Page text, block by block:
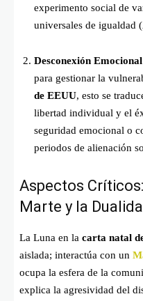
experimento social de
universales de igualdad
Desconexión
para gestionar la
de EEUU, esto se
libertad individual y el
seguridad emocional o
periodos de alienación
Aspectos
Marte y la
La Luna en la carta natal
aislada; interactúa con un
ocupa la esfera de la
explica la agresividad del